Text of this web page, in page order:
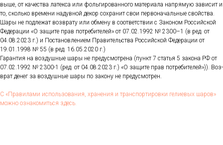
вы­ше, от ка­чес­тва ла­тек­са или фоль­ги­рован­но­го ма­тери­ала нап­ря­мую за­висит и
то, сколь­ко вре­мени на­дув­ной де­кор сох­ра­нит свои пер­во­началь­ные свой­ства.
Ша­ры не под­ле­жат воз­вра­ту или об­ме­ну в со­от­ветс­твии с За­коном Рос­сий­ской
Фе­дера­ции «О за­щите прав пот­ре­бите­лей» от 07.02.1992 № 2300–1 (в ред. от
04.08.2023 г.) и Пос­та­нов­ле­ни­ем Пра­витель­ства Рос­сий­ской Фе­дера­ции от
19.01.1998 № 55 (в ред. 16.05.2020 г.)
Га­ран­тия на воз­душные ша­ры не пре­дус­мотре­на (пункт 7 статья 5 за­кона РФ от
07.02.1992 № 2300-1 (ред. от 04.08.2023 г.) «О за­щите прав пот­ре­бите­лей»)). Воз­
врат де­нег за воз­душные ша­ры по за­кону не пре­дус­мотрен.
С «Пра­вила­ми ис­поль­зо­вания, хра­нения и тран­спор­ти­ров­ки ге­ли­евых ша­ров»
мож­но оз­на­комить­ся здесь.